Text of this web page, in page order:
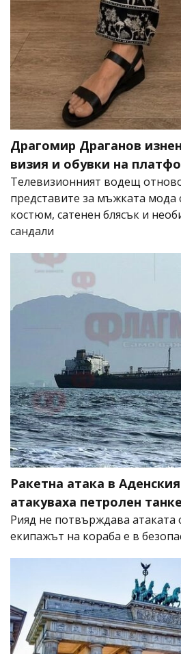
Драгомир Драганов
визия и обувки на
Телевизионният водещ
представите за мъжката мода
костюм, сатенен блясък и
сандали
Ракетна атака в
атакуваха петролен
Рияд не потвърждава атаката
екипажът на кораба е в